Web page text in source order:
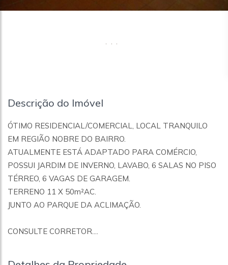
Descrição do Imóvel
ÓTIMO RESIDENCIAL/COMERCIAL, LOCAL TRANQUILO
EM REGIÃO NOBRE DO BAIRRO.
ATUALMENTE ESTÁ ADAPTADO PARA COMÉRCIO,
POSSUI JARDIM DE INVERNO, LAVABO, 6 SALAS NO PISO
TÉRREO, 6 VAGAS DE GARAGEM.
TERRENO 11 X 50m²AC.
JUNTO AO PARQUE DA ACLIMAÇÃO.
CONSULTE CORRETOR....